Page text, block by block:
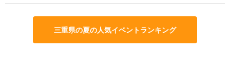
三重県の夏の人気イベントランキング